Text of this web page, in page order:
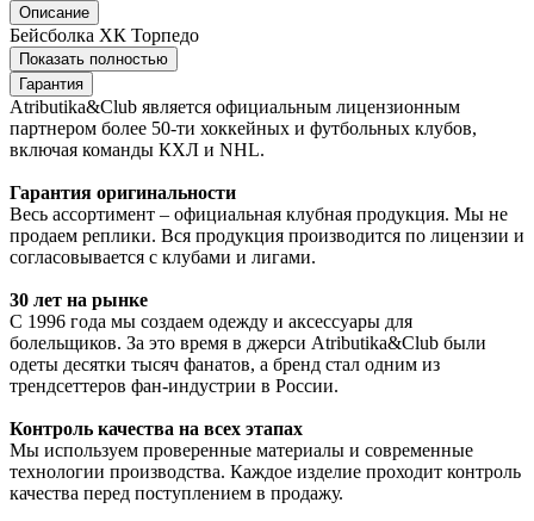
Описание
Бейсболка ХК Торпедо
Показать полностью
Гарантия
Atributika&Club является официальным лицензионным
партнером более 50-ти хоккейных и футбольных клубов,
включая команды КХЛ и NHL.
Гарантия оригинальности
Весь ассортимент – официальная клубная продукция. Мы не
продаем реплики. Вся продукция производится по лицензии и
согласовывается с клубами и лигами.
30 лет на рынке
С 1996 года мы создаем одежду и аксессуары для
болельщиков. За это время в джерси Atributika&Club были
одеты десятки тысяч фанатов, а бренд стал одним из
трендсеттеров фан-индустрии в России.
Контроль качества на всех этапах
Мы используем проверенные материалы и современные
технологии производства. Каждое изделие проходит контроль
качества перед поступлением в продажу.